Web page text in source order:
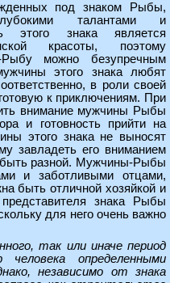
под знаком Рыбы,
талантами и
этого знака является
красоты, поэтому
Рыбу можно безупречным
этого знака любят
в роли своей
к приключениям. При
внимание мужчины Рыбы
и готовность прийти на
этого знака не выносят
завладеть его вниманием
разной. Мужчины-Рыбы
и заботливыми отцами,
быть отличной хозяйкой и
знака Рыбы
для него очень важно
так или иначе период
определенными
независимо от знака